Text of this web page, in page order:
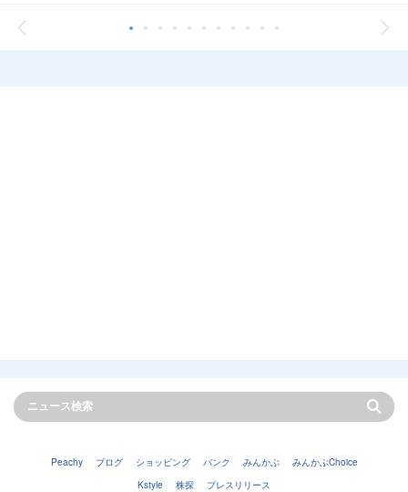
Peachy ブログ ショッピング バンク みんかぶ
みんかぶChoice
Kstyle
株探 プレスリリース